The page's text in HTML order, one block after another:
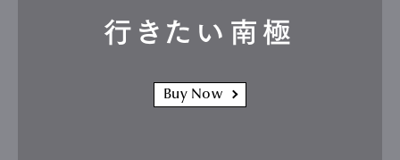
行きたい南極
Buy Now